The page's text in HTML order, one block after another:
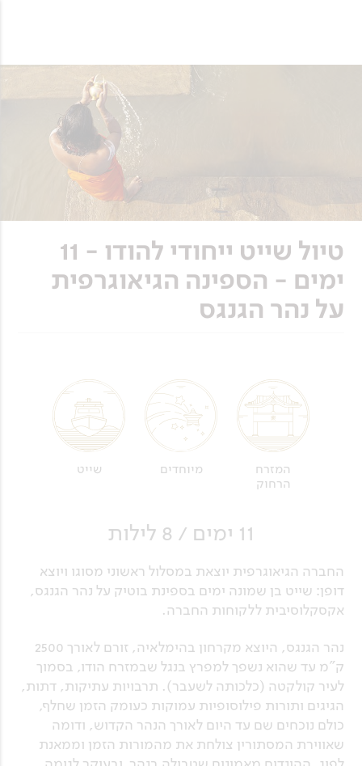
טיול שייט ייחודי להודו - 11
ימים - הספינה הגיאוגרפית
על נהר הגנגס
המזרח
הרחוק
מיוחדים שייט
11 ימים / 8 לילות
החברה הגיאוגרפית יוצאת במסלול ראשוני מסוגו ויוצא
דופן: שייט בן שמונה ימים בספינת בוטיק על נהר הגנגס,
אקסקלוסיבית ללקוחות החברה.
נהר הגנגס, היוצא מקרחון בהימלאיה, זורם לאורך 2500
ק"מ עד שהוא נשפך למפרץ בנגל שבמזרח הודו, בסמוך
לעיר קולקטה (כלכותה לשעבר). תרבויות עתיקות, דתות,
הגיגים ותורות פילוסופיות עמוקות כעומק הזמן שחלף,
כולם נוכחים שם עד היום לאורך הנהר הקדוש, ודומה
שאווירת המסתורין צולחת את מהמורות הזמן וממאנת